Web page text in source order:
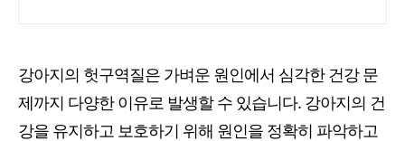
강아지의 헛구역질은 가벼운 원인에서 심각한 건강 문
제까지 다양한 이유로 발생할 수 있습니다. 강아지의 건
강을 유지하고 보호하기 위해 원인을 정확히 파악하고